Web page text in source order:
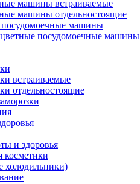
машины встраиваемые
машины отдельностоящие
машины
посудомоечные машины
встраиваемые
отдельностоящие
и здоровья
косметики